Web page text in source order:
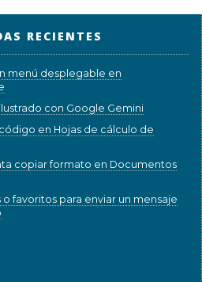
RECIENTES
menú desplegable en
con Google Gemini
en Hojas de cálculo de
copiar formato en Documentos
favoritos para enviar un mensaje